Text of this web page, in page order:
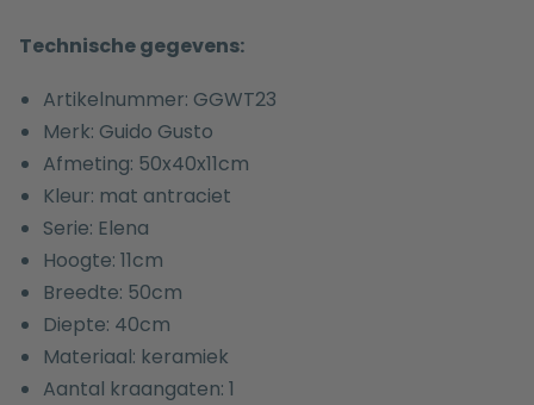
Technische gegevens:
Artikelnummer: GGWT23
Merk: Guido Gusto
Afmeting: 50x40x11cm
Kleur: mat antraciet
Serie: Elena
Hoogte: 11cm
Breedte: 50cm
Diepte: 40cm
Materiaal: keramiek
Aantal kraangaten: 1